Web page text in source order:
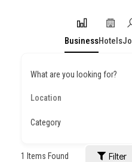
BusinessHotels
What are you looking for?
Category
1 Items Found Filter